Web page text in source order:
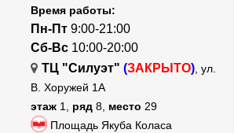
Время работы:
Пн-Пт 9:00-21:00
Сб-Вс 10:00-20:00
ТЦ "Силуэт" (ЗАКРЫТО), ул.
В. Хоружей 1А
этаж 1, ряд 8, место 29
Площадь Якуба Коласа